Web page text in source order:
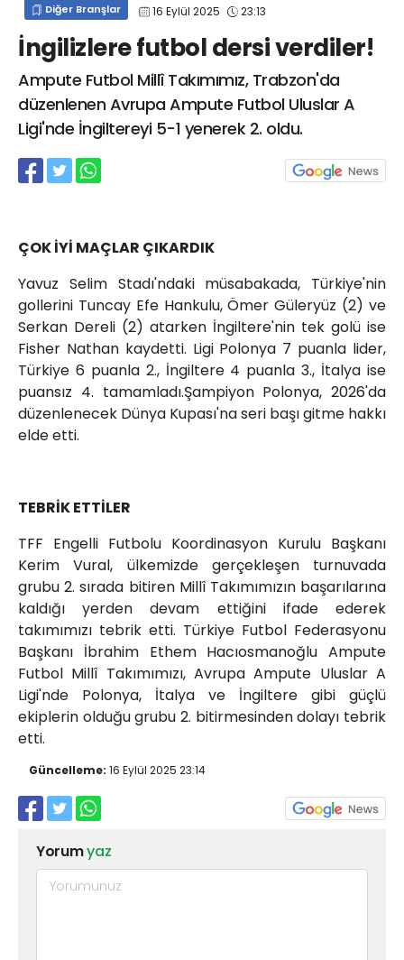
Diğer Branşlar 16 Eylül 2025 23:13
İngilizlere futbol dersi verdiler!
Ampute Futbol Millî Takımımız, Trabzon'da
düzenlenen Avrupa Ampute Futbol Uluslar A
Ligi'nde İngiltereyi 5-1 yenerek 2. oldu.
ÇOK İYİ MAÇLAR ÇIKARDIK
Yavuz Selim Stadı'ndaki müsabakada, Türkiye'nin
gollerini Tuncay Efe Hankulu, Ömer Güleryüz (2) ve
Serkan Dereli (2) atarken İngiltere'nin tek golü ise
Fisher Nathan kaydetti. Ligi Polonya 7 puanla lider,
Türkiye 6 puanla 2., İngiltere 4 puanla 3., İtalya ise
puansız 4. tamamladı.Şampiyon Polonya, 2026'da
düzenlenecek Dünya Kupası'na seri başı gitme hakkı
elde etti.
TEBRİK ETTİLER
TFF Engelli Futbolu Koordinasyon Kurulu Başkanı
Kerim Vural, ülkemizde gerçekleşen turnuvada
grubu 2. sırada bitiren Millî Takımımızın başarılarına
kaldığı yerden devam ettiğini ifade ederek
takımımızı tebrik etti. Türkiye Futbol Federasyonu
Başkanı İbrahim Ethem Hacıosmanoğlu Ampute
Futbol Millî Takımımızı, Avrupa Ampute Uluslar A
Ligi'nde Polonya, İtalya ve İngiltere gibi güçlü
ekiplerin olduğu grubu 2. bitirmesinden dolayı tebrik
etti.
Güncelleme: 16 Eylül 2025 23:14
Yorumyaz
info@spor41.com